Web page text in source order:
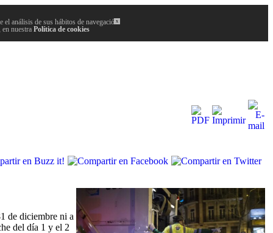
x
análisis de sus hábitos de navegación.
nuestra Política de cookies
de diciembre ni a
del día 1 y el 2